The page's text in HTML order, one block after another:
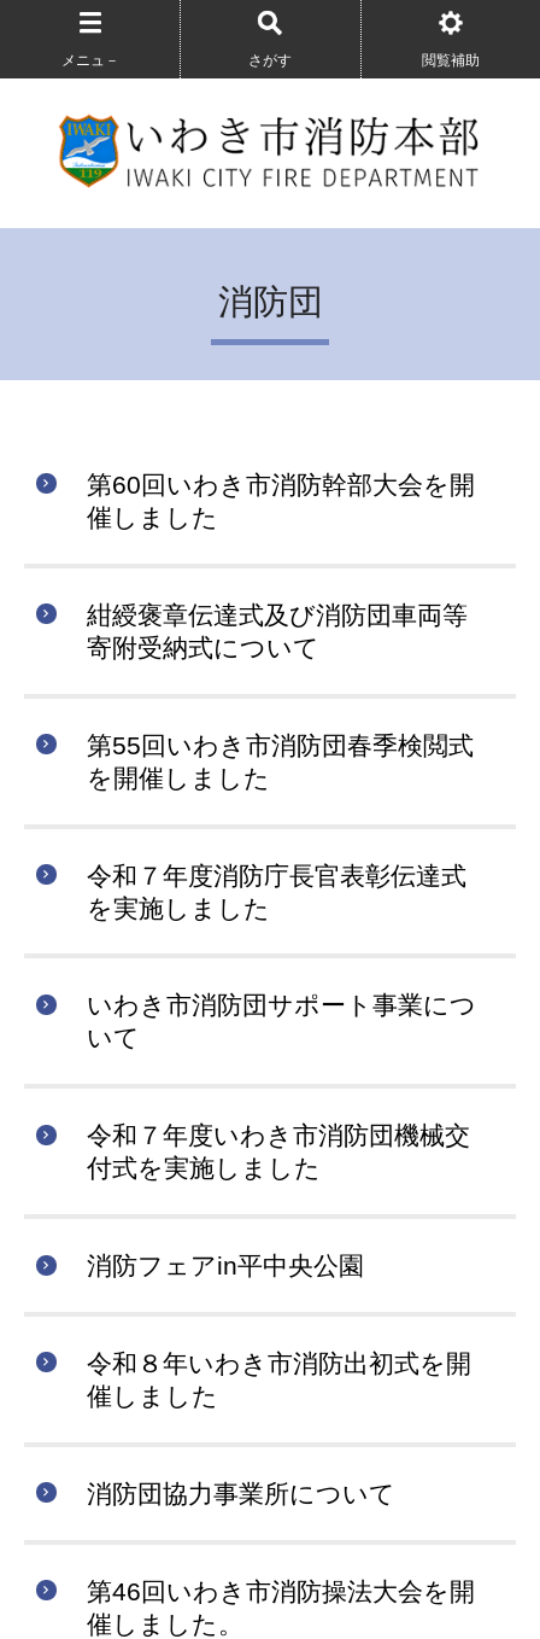
メニュ－ さがす 閲覧補助
消防団
第60回いわき市消防幹部大会を開
催しました
紺綬褒章伝達式及び消防団車両等
寄附受納式について
第55回いわき市消防団春季検閲式
を開催しました
令和７年度消防庁長官表彰伝達式
を実施しました
いわき市消防団サポート事業につ
いて
令和７年度いわき市消防団機械交
付式を実施しました
消防フェアin平中央公園
令和８年いわき市消防出初式を開
催しました
消防団協力事業所について
第46回いわき市消防操法大会を開
催しました。